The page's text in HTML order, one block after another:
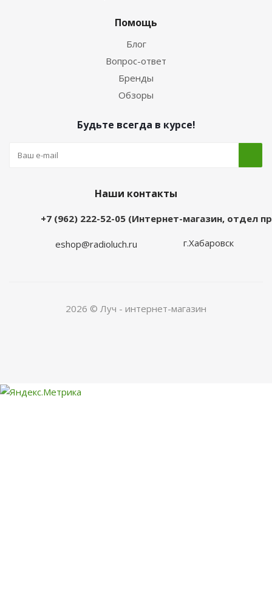
Помощь
Блог
Вопрос-ответ
Бренды
Обзоры
Будьте всегда в курсе!
Наши контакты
+7 (962) 222-52-05 (Интернет-магазин, отдел
eshop@radioluch.ru г.Хабаровск
2026 © Луч - интернет-магазин